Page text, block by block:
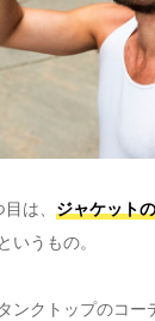
は、 ジャケット
というもの。
ンクトップのコー